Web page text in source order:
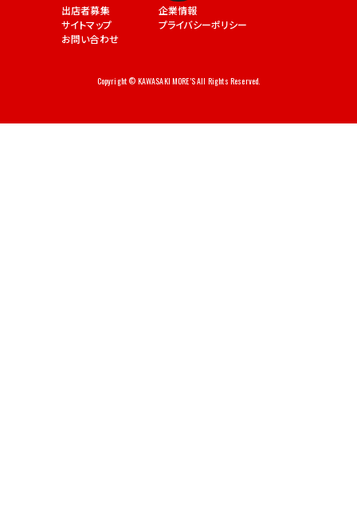
出店者募集
企業情報
サイトマップ
プライバシーポリシー
お問い合わせ
Copyright © KAWASAKI MORE’S All Rights Reserved.